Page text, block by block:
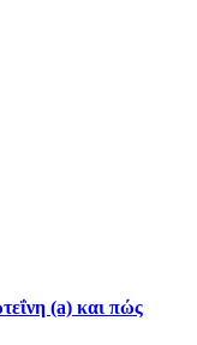
(a) και πώς